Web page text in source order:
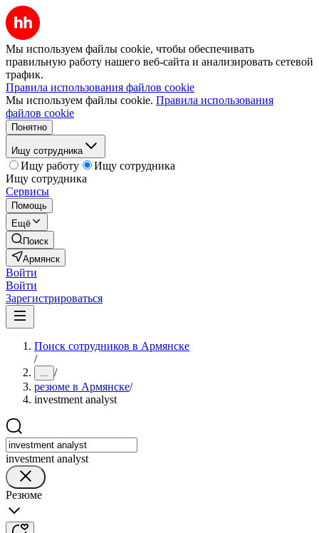
Мы используем файлы cookie, чтобы обеспечивать
правильную работу нашего веб-сайта и анализировать сетевой
трафик.
Правила использования файлов cookie
Мы используем файлы cookie. Правила использования
файлов cookie
Понятно
Ищу сотрудника
Ищу работу
Ищу сотрудника
Ищу сотрудника
Сервисы
Помощь
Ещё
Поиск
Армянск
Войти
Войти
Зарегистрироваться
Поиск сотрудников в Армянске
/
... /
резюме в Армянске/
investment analyst
investment analyst
Резюме